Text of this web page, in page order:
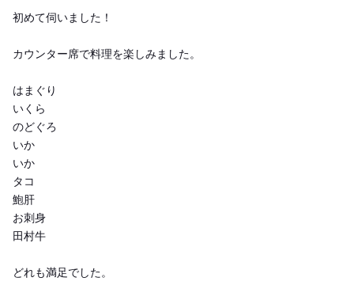
初めて伺いました！
カウンター席で料理を楽しみました。
はまぐり
いくら
のどぐろ
いか
いか
タコ
鮑肝
お刺身
田村牛
どれも満足でした。